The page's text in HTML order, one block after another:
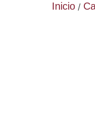
Inicio /